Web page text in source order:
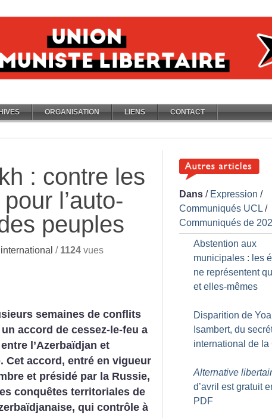
ORGANISATION LIENS CONTACT
: contre les
l’auto-
peuples
/ 1124 vues
semaines de conflits
accord de cessez-le-feu a
l’Azerbaïdjan et
Cet accord, entré en vigueur
et présidé par la Russie,
conquêtes territoriales de
qui contrôle à
Dans / Expression /
Communiqués UCL /
Communiqués de
Abstention aux
municipales : les
ne représentent
et elles-mêmes
Disparition de
Isambert, du
international de la
Alternative
d’avril est gratuit
PDF